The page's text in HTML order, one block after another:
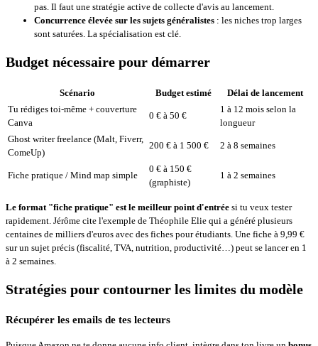
pas. Il faut une stratégie active de collecte d'avis au lancement.
Concurrence élevée sur les sujets généralistes : les niches trop larges
sont saturées. La spécialisation est clé.
Budget nécessaire pour démarrer
Scénario Budget estimé
Délai de lancement
Tu rédiges toi-même + couverture
Canva
0 € à 50 €
1 à 12 mois selon la
longueur
Ghost writer freelance (Malt, Fiverr,
ComeUp)
200 € à 1 500 € 2 à 8 semaines
Fiche pratique / Mind map simple
0 € à 150 €
(graphiste)
1 à 2 semaines
Le format "fiche pratique" est le meilleur point d'entrée si tu veux tester
rapidement. Jérôme cite l'exemple de Théophile Elie qui a généré plusieurs
centaines de milliers d'euros avec des fiches pour étudiants. Une fiche à 9,99 €
sur un sujet précis (fiscalité, TVA, nutrition, productivité…) peut se lancer en 1
à 2 semaines.
Stratégies pour contourner les limites du modèle
Récupérer les emails de tes lecteurs